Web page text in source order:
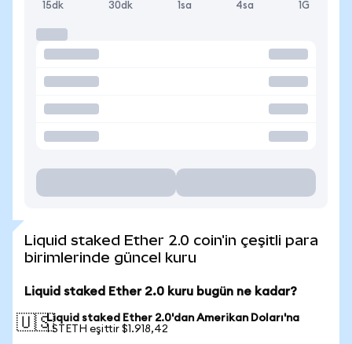
15dk 30dk 1sa 4sa 1G
Liquid staked Ether 2.0 coin'in çeşitli para
birimlerinde güncel kuru
Liquid staked Ether 2.0 kuru bugün ne kadar?
🇺🇸Liquid staked Ether 2.0'dan Amerikan Doları'na
1 STETH eşittir $1.918,42